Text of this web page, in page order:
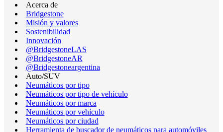
Acerca de
Bridgestone
Misión y valores
Sostenibilidad
Innovación
@BridgestoneLAS
@BridgestoneAR
@Bridgestoneargentina
Auto/SUV
Neumáticos por tipo
Neumáticos por tipo de vehículo
Neumáticos por marca
Neumáticos por vehículo
Neumáticos por ciudad
Herramienta de buscador de neumáticos para automóviles